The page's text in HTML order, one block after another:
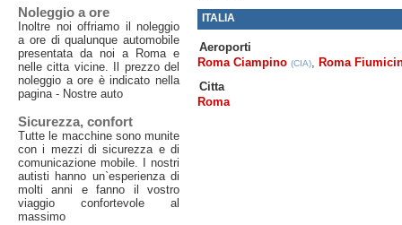
ITALIA
Aeroporti
Roma Ciampino (CIA), Roma
Citta
Roma
Noleggio a ore
Inoltre noi offriamo il noleggio
a ore di qualunque automobile
presentata da noi a Roma e
nelle citta vicine. Il prezzo del
noleggio a ore è indicato nella
pagina - Nostre auto
Sicurezza, confort
Tutte le macchine sono munite
con i mezzi di sicurezza e di
comunicazione mobile. I nostri
autisti hanno un`esperienza di
molti anni e fanno il vostro
viaggio confortevole al
massimo